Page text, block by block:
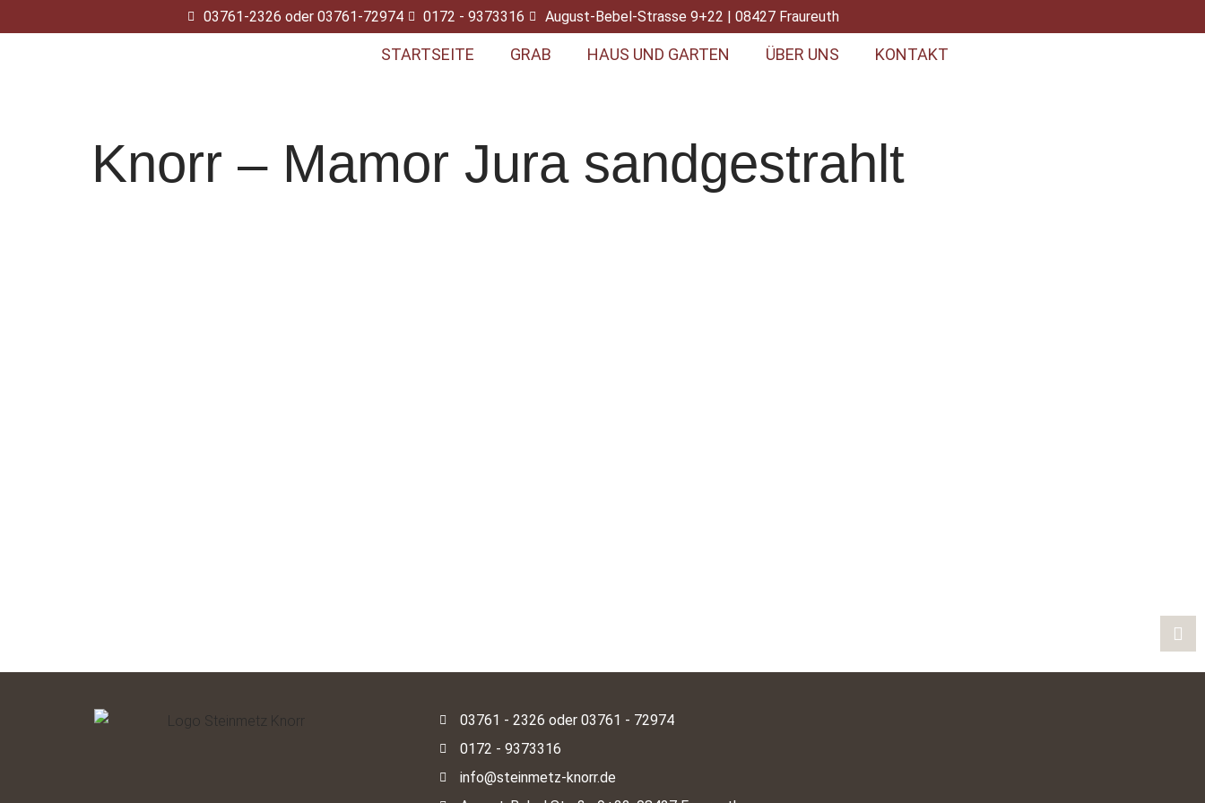
03761-2326 oder 03761-72974 0172 - 9373316 August-Bebel-Strasse 9+22 | 08427 Fraureuth
STARTSEITE GRAB HAUS UND GARTEN ÜBER UNS KONTAKT
Knorr – Mamor Jura sandgestrahlt
03761 - 2326 oder 03761 - 72974
0172 - 9373316
info@steinmetz-knorr.de